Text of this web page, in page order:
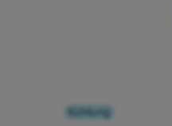
Kühlung